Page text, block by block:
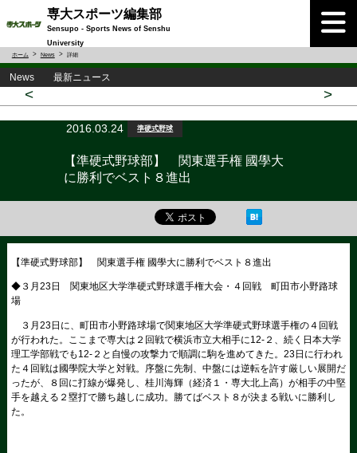
専大スポーツ編集部
Sensupo - Sports News of Senshu
University
ホーム News 詳細
News 最新ニュース
< >
2016.03.24 準硬式野球
【準硬式野球部】 関東選手権 國學大
に勝利でベスト８進出
【準硬式野球部】 関東選手権 國學大に勝利でベスト８進出
◆３月23日 関東地区大学準硬式野球選手権大会・４回戦 町田市小野路球
場
３月23日に、町田市小野路球場で関東地区大学準硬式野球選手権の４回戦
が行われた。ここまで専大は２回戦で横浜市立大相手に12-２、続く日本大学
理工学部戦でも12-２と自慢の攻撃力で順調に駒を進めてきた。23日に行われ
た４回戦は國學院大学と対戦。序盤に先制、中盤には逆転を許す厳しい展開だ
ったが、８回に打線が爆発し、桂川海輝（経済１・専大北上高）が相手の中堅
手を越える２塁打で勝ち越しに成功。勝てばベスト８が決まる戦いに勝利し
た。